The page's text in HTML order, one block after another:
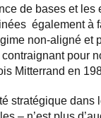
de bases et les
également à
non-aligné et
pour
Mitterrand en
stratégique dans